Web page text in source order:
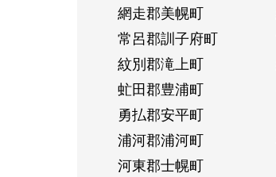
網走郡美幌町
常呂郡訓子府町
紋別郡滝上町
虻田郡豊浦町
勇払郡安平町
浦河郡浦河町
河東郡士幌町